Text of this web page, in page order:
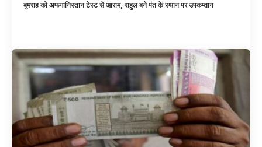
बुमराह को अफगानिस्तान टेस्ट से आराम, राहुल बने पंत के स्थान पर उपकप्तान